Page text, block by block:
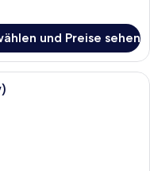
und Preise sehen
mit einem